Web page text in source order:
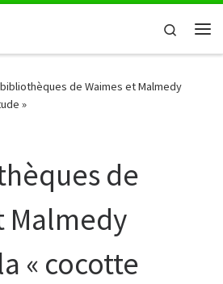
Search
de Waimes et Malmedy
»
de
Malmedy
« cocotte